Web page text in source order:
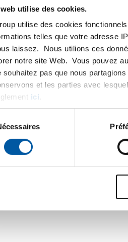
utilise des cookies.
utilise des cookies
telles que votre adresse
laissez. Nous utilions ces
notre site Web. Vous pouvez
souhaitez pas que nous
et les parties avec
ici
annuel à cette adresse e-mail.
.